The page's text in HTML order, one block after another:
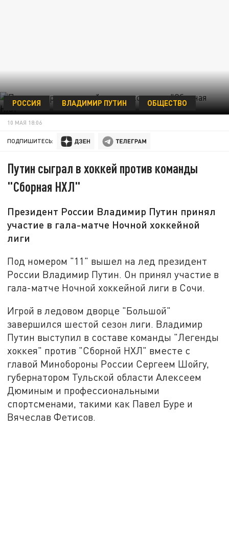
РОССИЯ ВЛАДИМИР ПУТИН ОБЩЕСТВО
10 МАЯ 18:06
ПОДПИШИТЕСЬ:
Путин сыграл в хоккей против команды
"Сборная НХЛ"
Президент России Владимир Путин принял
участие в гала-матче Ночной хоккейной
лиги
Под номером "11" вышел на лед президент
России Владимир Путин. Он принял участие в
гала-матче Ночной хоккейной лиги в Сочи.
Игрой в ледовом дворце "Большой"
завершился шестой сезон лиги. Владимир
Путин выступил в составе команды "Легенды
хоккея" против "Сборной НХЛ" вместе с
главой Минобороны России Сергеем Шойгу,
губернатором Тульской области Алексеем
Дюминым и профессиональными
спортсменами, такими как Павел Буре и
Вячеслав Фетисов.